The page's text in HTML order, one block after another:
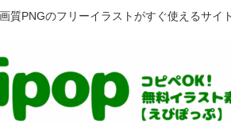
のフリーイラストがすぐ使えるサイ